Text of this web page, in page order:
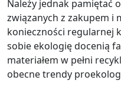
Należy jednak pamiętać
związanych z zakupem i
konieczności regularnej
sobie ekologię docenią
materiałem w pełni
obecne trendy